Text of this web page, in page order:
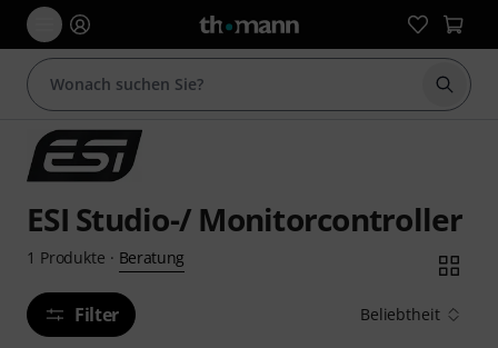
Suche
ESI Studio-/ Monitorcontroller
1 Produkte · Beratung
Filter Beliebtheit